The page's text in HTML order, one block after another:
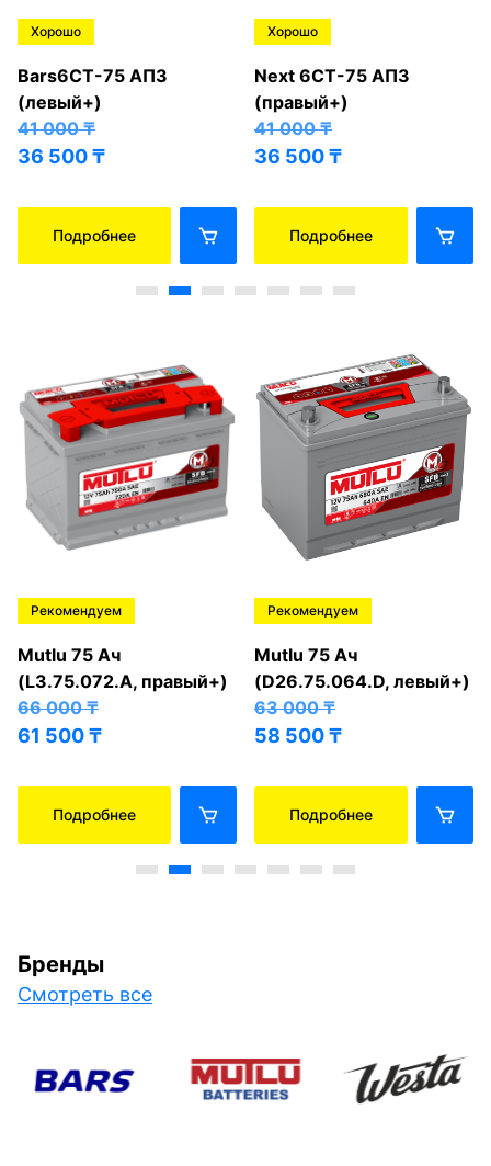
Хорошо
Bars6СТ-75 АПЗ
(левый+)
41 000₸
36 500₸
Подробнее
Хорошо
Next 6СТ-75 АПЗ
(правый+)
41 000₸
36 500₸
Подробнее
Рекомендуем
Mutlu 75 Ач
(L3.75.072.A, правый+)
66 000₸
61 500₸
Подробнее
Рекомендуем
Mutlu 75 Ач
(D26.75.064.D, левый+)
63 000₸
58 500₸
Подробнее
Бренды
Смотреть все